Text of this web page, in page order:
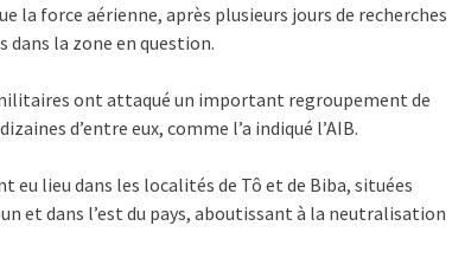
la force aérienne, après plusieurs jours de recherches
la zone en question.
ont attaqué un important regroupement de
d’entre eux, comme l’a indiqué l’AIB.
lieu dans les localités de Tô et de Biba, situées
et dans l’est du pays, aboutissant à la neutralisation